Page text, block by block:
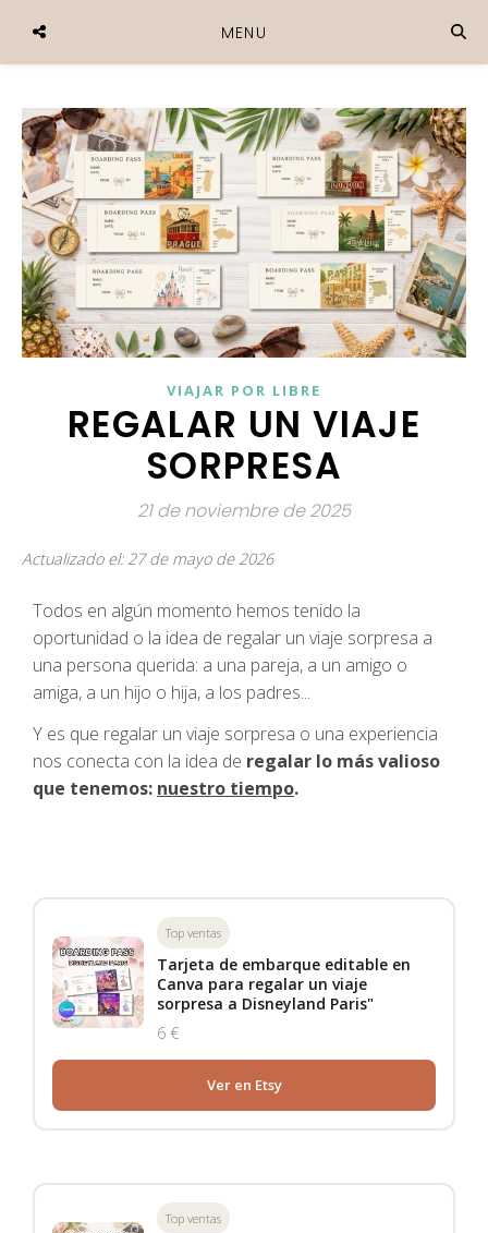
MENU
VIAJAR POR LIBRE
REGALAR UN VIAJE
SORPRESA
21 de noviembre de 2025
Actualizado el: 27 de mayo de 2026
Todos en algún momento hemos tenido la
oportunidad o la idea de regalar un viaje sorpresa a
una persona querida: a una pareja, a un amigo o
amiga, a un hijo o hija, a los padres...
Y es que regalar un viaje sorpresa o una experiencia
nos conecta con la idea de regalar lo más valioso
que tenemos: nuestro tiempo.
Top ventas
Tarjeta de embarque editable en
Canva para regalar un viaje
sorpresa a Disneyland Paris"
6 €
Ver en Etsy
Top ventas